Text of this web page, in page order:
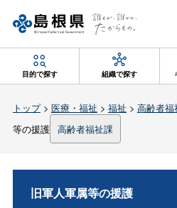
目的で探す 組織で探す
トップ> 医療・福祉 > 福祉 > 高齢者福
等の援護 高齢者福祉課
旧軍人軍属等の援護